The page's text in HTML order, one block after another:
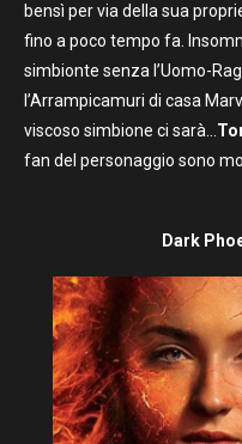
bensì per via della sua
fino a poco tempo fa.
simbionte senza l’Uomo-
l’Arrampicamuri di casa
viscoso simbione ci sarà…
fan del personaggio sono
Dark